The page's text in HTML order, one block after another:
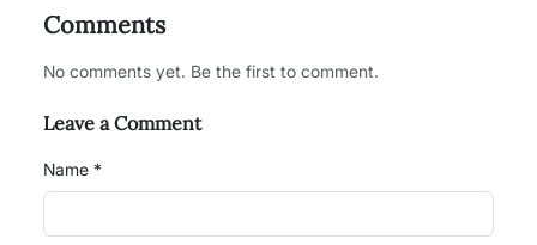
Comments
No comments yet. Be the first to comment.
Leave a Comment
Name *